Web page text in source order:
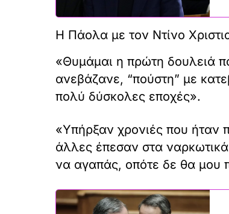
Η Πάολα με τον Ντίνο
«Θυμάμαι η πρώτη δουλειά
ανεβάζανε, “πούστη” με
πολύ δύσκολες εποχές».
«Υπήρξαν χρονιές που ήταν
άλλες έπεσαν στα
να αγαπάς, οπότε δε θα μου